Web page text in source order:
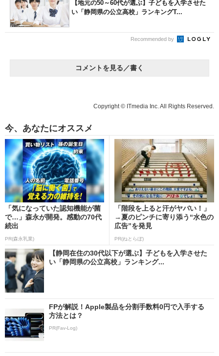
【地元の50～60代が選ぶ】子どもを入学させた
い「静岡県の公立高校」ランキングT...
Recommended by
コメントを見る／書く
Copyright © ITmedia Inc. All Rights Reserved.
今、あなたにオススメ
「気になっていた認知機能が菌
で…」森永が開発。感動の70代
続出
PR(森永乳業)
「階段を上ると汗がヤバい！」
→夏のピンチに寄り添う“水色の
広告”を発見
PR(ねとらぼ)
【静岡在住の30代以下が選ぶ】子どもを入学させた
い「静岡県の公立高校」ランキング...
FPが解説！Apple製品を分割手数料0円で入手する
方法とは？
PR(Fav-Log)